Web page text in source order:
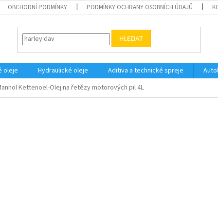
OBCHODNÍ PODMÍNKY PODMÍNKY OCHRANY OSOBNÍCH ÚDAJŮ
HLEDAT
oleje Hydraulické oleje Aditiva a technické spreje
Kettenoel-Olej na řetězy motorových pil 4L